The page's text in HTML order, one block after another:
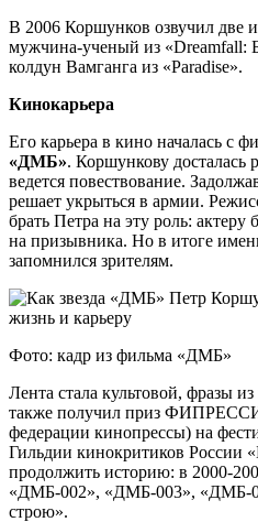
В 2006 Коршунков озвучил две
мужчина-ученый из «Dreamfall:
колдун Вамганга из «Paradise».
Кинокарьера
Его карьера в кино началась с
«ДМБ». Коршункову досталась
ведется повествование.
решает укрыться в армии.
брать Петра на эту роль:
на призывника. Но в итоге
запомнился зрителям.
Фото: кадр из фильма «ДМБ»
Лента стала культовой, фразы
также получил приз
федерации кинопрессы) на
Гильдии кинокритиков России
продолжить историю: в 2000-
«ДМБ-002», «ДМБ-003», «ДМБ-
строю».